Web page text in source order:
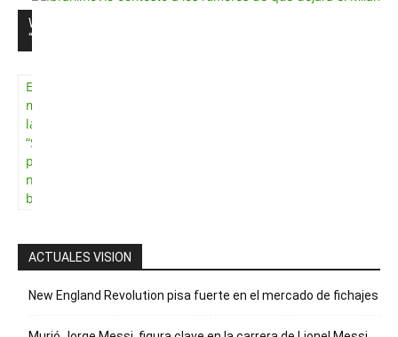
Whatsapp
“Suscripción”
Envíanos un
mensaje con
la palabra
“Suscripción”
para recibir
nuestro
boletín
ACTUALES VISION
New England Revolution pisa fuerte en el mercado de fichajes